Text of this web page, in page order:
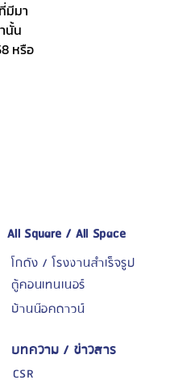
มีมา
นั้น
หรือ
All Square / All Space
โกดัง / โรงงานสำเร็จรูป
ตู้คอนเทนเนอร์
บ้านน๊อคดาวน์
บทความ / ข่าวสาร
CSR